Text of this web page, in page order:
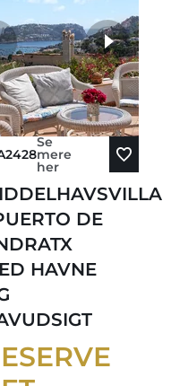
Se
mere
her
DE
HAVNE